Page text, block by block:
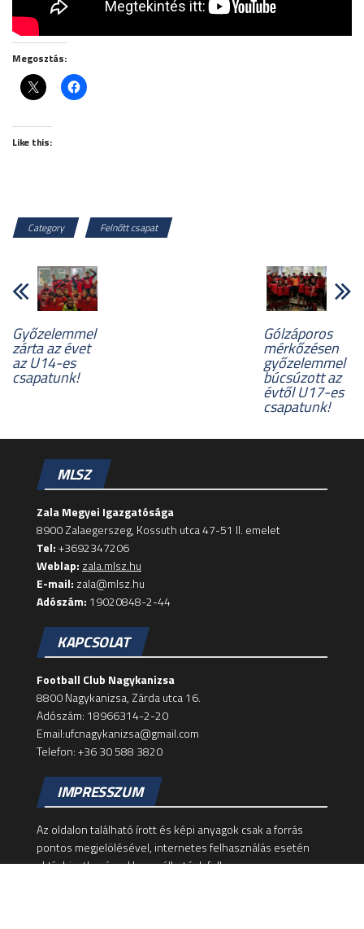
Megosztás:
Like this:
Category Felnőtt csapat
Győzelemmel
zárta az évet
az U14-es
csapatunk!
Gólzáporos
mérkőzésen
győzelemmel
búcsúzott az
évtől U17-es
csapatunk!
MLSZ
Zala Megyei Igazgatósága
8900 Zalaegerszeg, Kossuth utca 47-51 II. emelet
Tel:+3692347206
Weblap: zala.mlsz.hu
E-mail: zala@mlsz.hu
Adószám: 19020848-2-44
KAPCSOLAT
Football Club Nagykanizsa
8800 Nagykanizsa, Zárda utca 16.
Adószám: 18966314-2-20
Email:ufcnagykanizsa@gmail.com
Telefon: +36 30 588 3820
IMPRESSZUM
Az oldalon található írott és képi anyagok csak a forrás
pontos megjelölésével, internetes felhasználás esetén
aktív hivatkozással használhatóak fel!